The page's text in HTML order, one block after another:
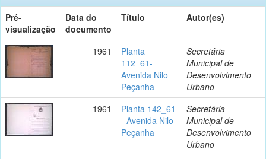
Pré-
visualização
Data do
documento
Título Autor(es)
1961
Planta
112_61-
Avenida Nilo
Peçanha
Secretária
Municipal de
Desenvolvimento
Urbano
1961
Planta 142_61
- Avenida Nilo
Peçanha
Secretária
Municipal de
Desenvolvimento
Urbano